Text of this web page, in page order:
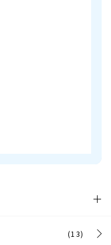
(13)